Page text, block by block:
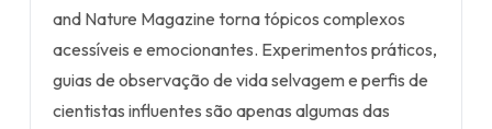
and Nature Magazine torna tópicos complexos
acessíveis e emocionantes. Experimentos práticos,
guias de observação de vida selvagem e perfis de
cientistas influentes são apenas algumas das